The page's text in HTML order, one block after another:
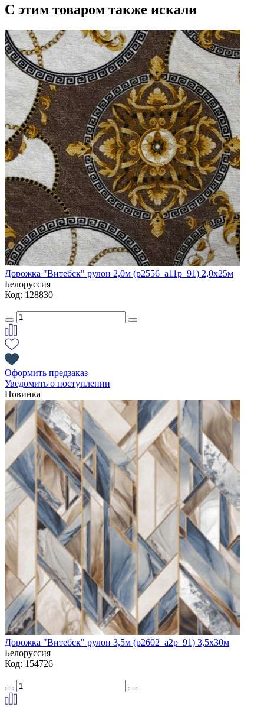
С этим товаром также искали
Дорожка "Витебск" рулон 2,0м (p2556_a11p_91) 2,0х25м
Белоруссия
Код: 128830
Оформить предзаказ
Уведомить о поступлении
Новинка
Дорожка "Витебск" рулон 3,5м (p2602_a2p_91) 3,5х30м
Белоруссия
Код: 154726